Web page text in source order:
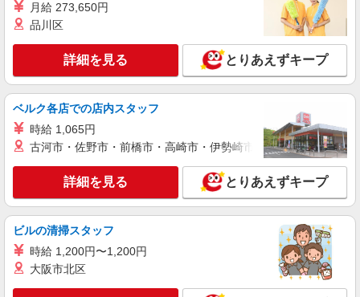
株式会社kotrio /●SW-S-2022631
小作駅チカ≫医療現場で専門スキルを磨く看護
助手！未経験歓迎
時給1550円〜2312円 ＜交通費全支給(ガソリ
ン代含む)＞
青梅市
キープ 詳細を見る
職業紹介
株式会社kotrio /●SW-S-2078456
河辺駅☆子育て世代活躍！綺麗な病院で補助業
務☆未経験OK♪
時給1550円〜2312円 ＜交通費全支給(ガソリ
ン代含む)＞
月給 273,650円
品川区
詳細を見る とりあえずキープ
ベルク各店での店内スタッフ
時給 1,065円
古河市・佐野市・前橋市・高崎市・伊勢崎市・太田市・館林市
詳細を見る とりあえずキープ
ビルの清掃スタッフ
時給 1,200円〜1,200円
大阪市北区